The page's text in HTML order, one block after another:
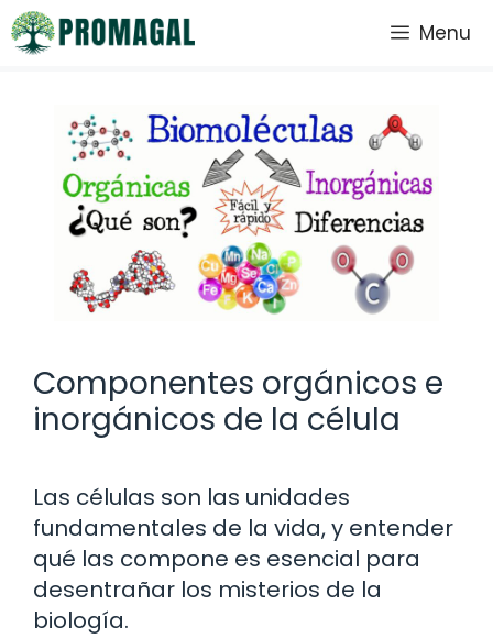
Saltar
al
Menu
Componentes orgánicos e
inorgánicos de la célula
Las células son las unidades
fundamentales de la vida, y entender
qué las compone es esencial para
desentrañar los misterios de la
biología.